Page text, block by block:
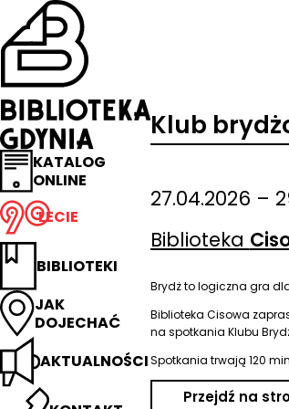
Przejdź
na
stronę
główną
Biblioteka
Gdynia
KATALOG
ONLINE
LECIE
BIBLIOTEKI
JAK
DOJECHAĆ
AKTUALNOŚCI
Klub
27.04.2026 –
Biblioteka
Brydż to logiczna gra
Biblioteka Cisowa
na spotkania Klubu
Spotkania trwają 120
Przejdź na